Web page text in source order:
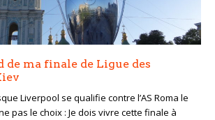
de ma finale de Ligue des
Liverpool se qualifie contre l’AS Roma le
pas le choix : Je dois vivre cette finale à